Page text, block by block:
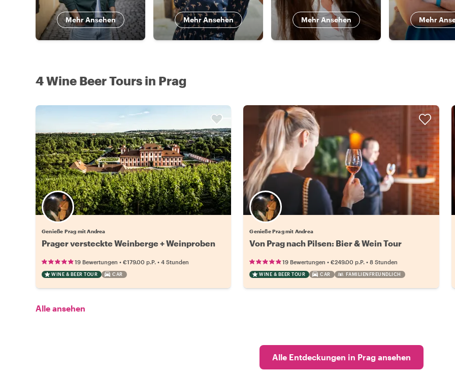
Mehr Ansehen Mehr Ansehen Mehr Ansehen Mehr
4 Wine Beer Tours in Prag
Genieße Prag mit Andrea
Prager versteckte Weinberge + Weinproben
19 Bewertungen • €179.00 p.P. • 4 Stunden
WINE & BEER TOUR CAR
Genieße Prag mit Andrea
Von Prag nach Pilsen: Bier & Wein Tour
19 Bewertungen •€249.00 p.P. •8 Stunden
WINE & BEER TOUR CAR FAMILIENFREUNDLICH
Alle ansehen
Alle Entdeckungen in Prag ansehen